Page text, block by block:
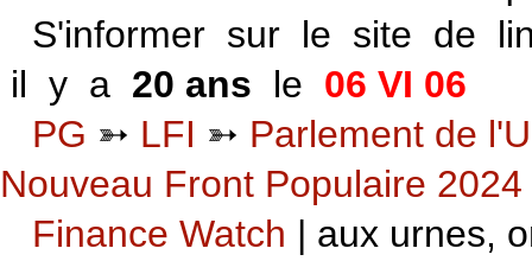
S'informer sur le site de
il y a 20 ans le 06 VI 06
PG ➳ LFI ➳ Parlement de
Nouveau Front Populaire 2024
Finance Watch | aux urnes,